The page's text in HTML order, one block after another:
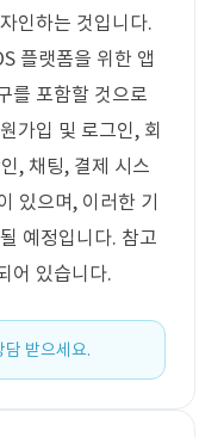
인하는 것입니다.
플랫폼을 위한 앱
를 포함할 것으로
가입 및 로그인, 회
, 채팅, 결제 시스
있으며, 이러한 기
예정입니다. 참고
어 있습니다.
담 받으세요.